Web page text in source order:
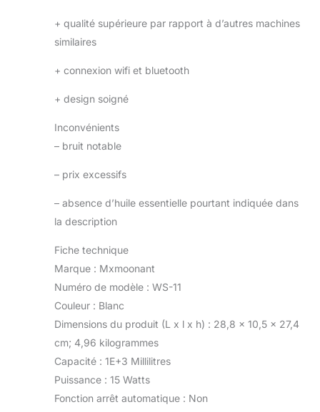
+ qualité supérieure par rapport à d’autres machines
similaires
+ connexion wifi et bluetooth
+ design soigné
Inconvénients
– bruit notable
– prix excessifs
– absence d’huile essentielle pourtant indiquée dans
la description
Fiche technique
Marque : Mxmoonant
Numéro de modèle : WS-11
Couleur : Blanc
Dimensions du produit (L x l x h) : 28,8 x 10,5 x 27,4
cm; 4,96 kilogrammes
Capacité : 1E+3 Millilitres
Puissance : 15 Watts
Fonction arrêt automatique : Non